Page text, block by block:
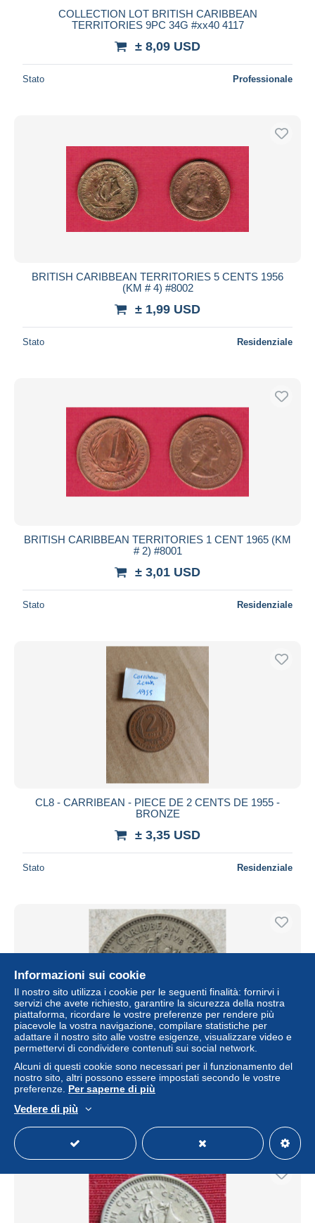
COLLECTION LOT BRITISH CARIBBEAN
TERRITORIES 9PC 34G #xx40 4117
± 8,09 USD
Stato Professionale
BRITISH CARIBBEAN TERRITORIES 5 CENTS 1956
(KM # 4) #8002
± 1,99 USD
Stato Residenziale
BRITISH CARIBBEAN TERRITORIES 1 CENT 1965 (KM
# 2) #8001
± 3,01 USD
Stato Residenziale
CL8 - CARRIBEAN - PIECE DE 2 CENTS DE 1955 -
BRONZE
± 3,35 USD
Stato Residenziale
British Caribbean Territories - 25 Cents - 1955.
± 0,87 USD
Informazioni sui cookie
Il nostro sito utilizza i cookie per le seguenti finalità: fornirvi i
servizi che avete richiesto, garantire la sicurezza della nostra
piattaforma, ricordare le vostre preferenze per rendere più
piacevole la vostra navigazione, compilare statistiche per
adattare il nostro sito alle vostre esigenze, visualizzare video e
permettervi di condividere contenuti sui social network.
Alcuni di questi cookie sono necessari per il funzionamento del
nostro sito, altri possono essere impostati secondo le vostre
preferenze. Per saperne di più
Vedere di più